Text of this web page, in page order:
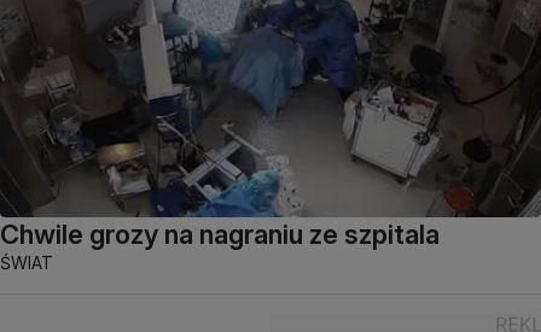
Chwile grozy na nagraniu ze szpitala
ŚWIAT